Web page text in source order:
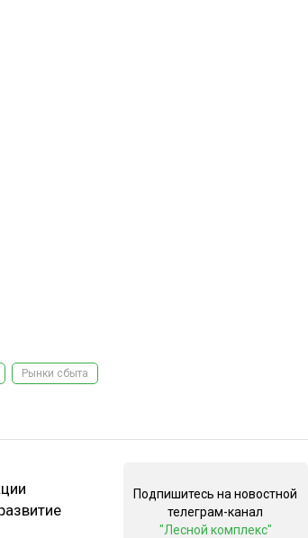
Рынки сбыта
Подпишитесь на новостной
телеграм-канал
"Лесной комплекс"